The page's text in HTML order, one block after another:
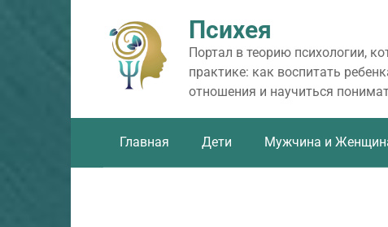
Психея
Портал в теорию психологии,
практике: как воспитать
отношения и научиться
Главная Дети Мужчина и